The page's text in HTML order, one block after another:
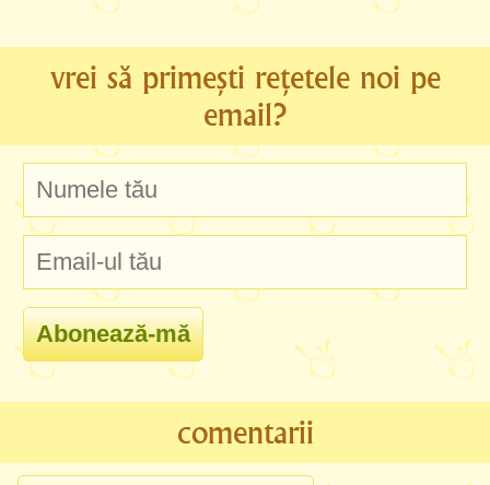
vrei să primești rețetele noi pe
email?
comentarii